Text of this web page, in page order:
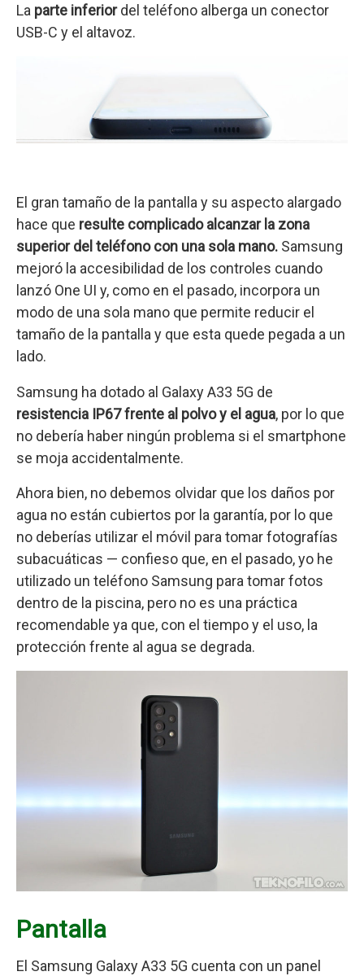
La parte inferiordel teléfono alberga un conector
USB-C y el altavoz.
El gran tamaño de la pantalla y su aspecto alargado
hace que resulte complicado alcanzar la zona
superior del teléfono con una sola mano. Samsung
mejoró la accesibilidad de los controles cuando
lanzó One UI y, como en el pasado, incorpora un
modo de una sola mano que permite reducir el
tamaño de la pantalla y que esta quede pegada a un
lado.
Samsung ha dotado al Galaxy A33 5G de
resistencia IP67 frente al polvo y el agua, por lo que
no debería haber ningún problema si el smartphone
se moja accidentalmente.
Ahora bien, no debemos olvidar que los daños por
agua no están cubiertos por la garantía, por lo que
no deberías utilizar el móvil para tomar fotografías
subacuáticas — confieso que, en el pasado, yo he
utilizado un teléfono Samsung para tomar fotos
dentro de la piscina, pero no es una práctica
recomendable ya que, con el tiempo y el uso, la
protección frente al agua se degrada.
Pantalla
El Samsung Galaxy A33 5G cuenta con un panel